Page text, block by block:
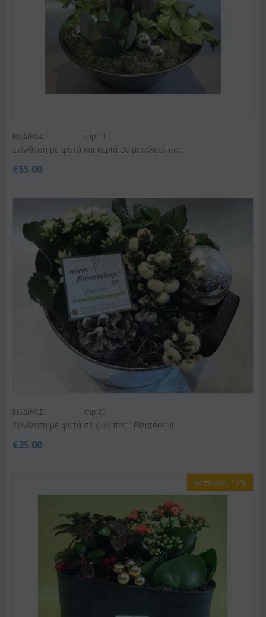
ΚΩΔΙΚΟΣ: chpl11
Σύνθεση με φυτά και κεριά σε μεταλικό ποτ
€55.00
ΚΩΔΙΚΟΣ: chpl23
Σύνθεση με φυτά σε ζινκ ποτ "Planters"!!!
€25.00
Έκπτωση 17%